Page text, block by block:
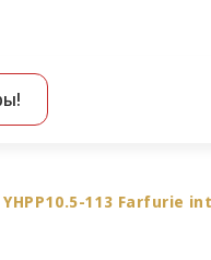
YHPP10.5-113 Farfurie